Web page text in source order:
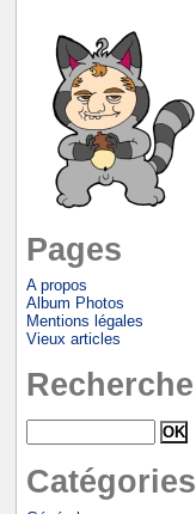
Pages
A propos
Album Photos
Mentions légales
Vieux articles
Recherche
Catégories